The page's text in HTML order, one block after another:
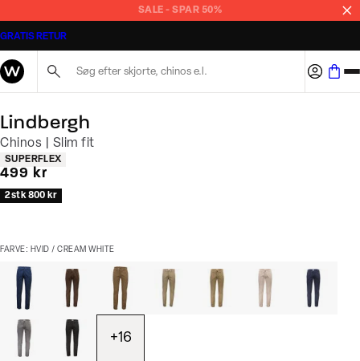
SALE - SPAR 50%
GRATIS RETUR
Lindbergh
Chinos | Slim fit
Produkt egenskaber
SUPERFLEX
I alt (inkl. rabat)
499 kr
2 stk 800 kr
FARVE: HVID / CREAM WHITE
+16